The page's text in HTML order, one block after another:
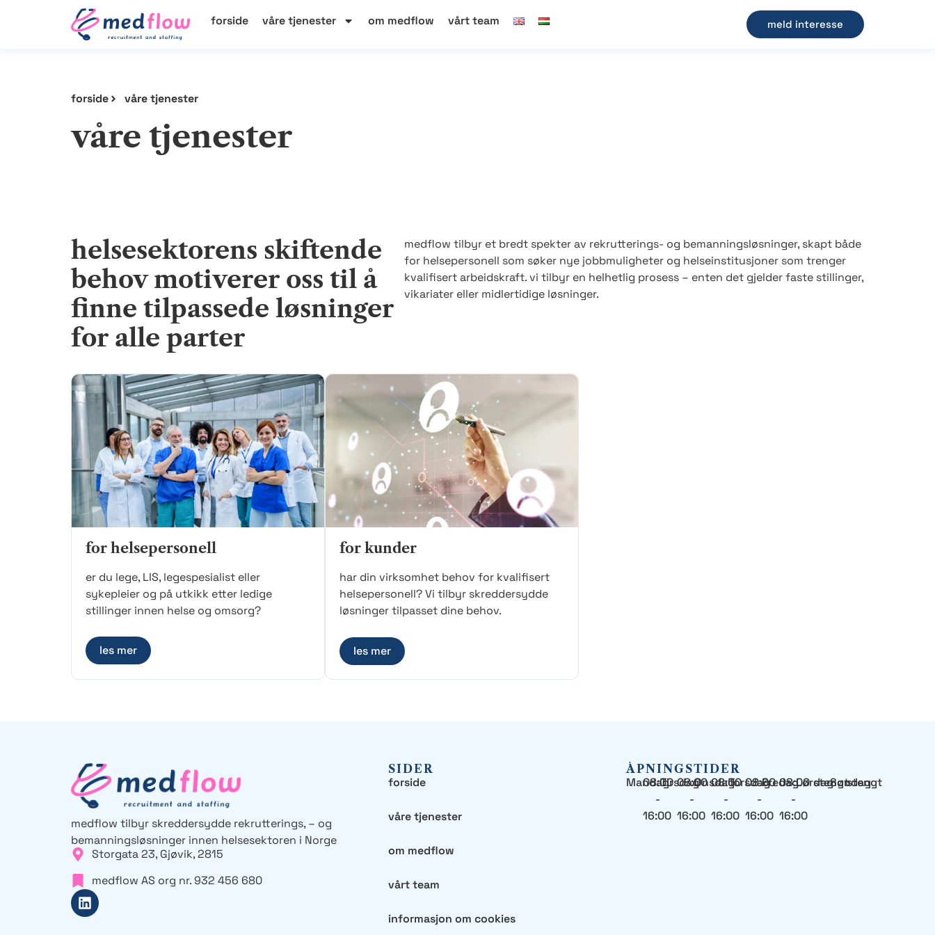
forside våre tjenester om medflow vårt team meld interesse
forside våre tjenester
våre tjenester
helsesektorens skiftende
behov motiverer oss til å
finne tilpassede løsninger
for alle parter
medflow tilbyr et bredt spekter av rekrutterings- og bemanningsløsninger, skapt både
for helsepersonell som søker nye jobbmuligheter og helseinstitusjoner som trenger
kvalifisert arbeidskraft. vi tilbyr en helhetlig prosess – enten det gjelder faste stillinger,
vikariater eller midlertidige løsninger.
for helsepersonell
er du lege, LIS, legespesialist eller
sykepleier og på utkikk etter ledige
stillinger innen helse og omsorg?
les mer
for kunder
har din virksomhet behov for kvalifisert
helsepersonell? Vi tilbyr skreddersydde
løsninger tilpasset dine behov.
les mer
medflow tilbyr skreddersydde rekrutterings, – og
bemanningsløsninger innen helsesektoren i Norge
Storgata 23, Gjøvik, 2815
medflow AS org nr. 932 456 680
SIDER
forside
våre tjenester
om medflow
vårt team
informasjon om cookies
ÅPNINGSTIDER
Mandag
08:00
-
16:00
Tirsdag
08:00
-
16:00
Onsdag
08:00
-
16:00
Torsdag
08:00
-
16:00
Fredag
08:00
-
16:00
Lørdag
stengtSøndag
stengt